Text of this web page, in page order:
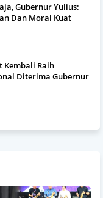
Gubernur Yulius:
Dan Moral Kuat
Kembali Raih
Diterima Gubernur